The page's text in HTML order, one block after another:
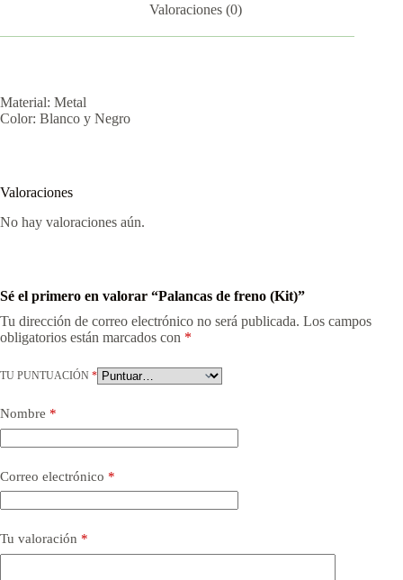
Valoraciones (0)
Material: Metal
Color: Blanco y Negro
Valoraciones
No hay valoraciones aún.
Sé el primero en valorar “Palancas de freno (Kit)”
Tu dirección de correo electrónico no será publicada. Los campos
obligatorios están marcados con *
TU PUNTUACIÓN *
Nombre *
Correo electrónico *
Tu valoración *